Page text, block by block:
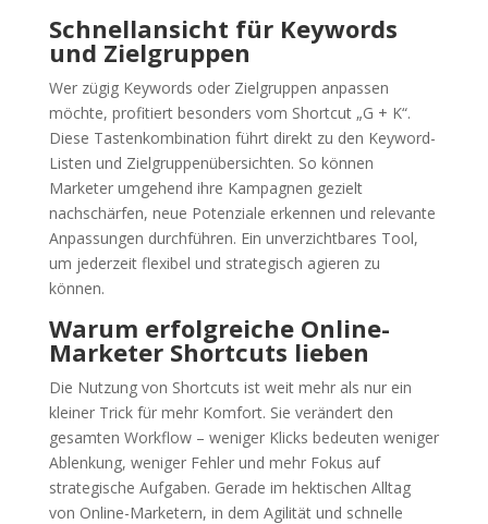
Schnellansicht für Keywords
und Zielgruppen
Wer zügig Keywords oder Zielgruppen anpassen
möchte, profitiert besonders vom Shortcut „G + K“.
Diese Tastenkombination führt direkt zu den Keyword-
Listen und Zielgruppenübersichten. So können
Marketer umgehend ihre Kampagnen gezielt
nachschärfen, neue Potenziale erkennen und relevante
Anpassungen durchführen. Ein unverzichtbares Tool,
um jederzeit flexibel und strategisch agieren zu
können.
Warum erfolgreiche Online-
Marketer Shortcuts lieben
Die Nutzung von Shortcuts ist weit mehr als nur ein
kleiner Trick für mehr Komfort. Sie verändert den
gesamten Workflow – weniger Klicks bedeuten weniger
Ablenkung, weniger Fehler und mehr Fokus auf
strategische Aufgaben. Gerade im hektischen Alltag
von Online-Marketern, in dem Agilität und schnelle